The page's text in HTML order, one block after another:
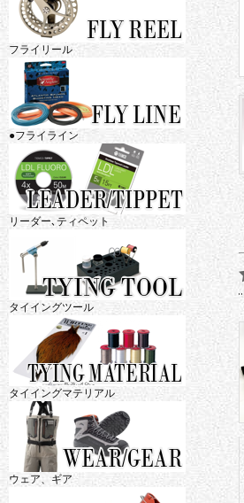
フライリール
●フライライン
リーダー､ティペット
タイイングツール
タイイングマテリアル
ウェア、ギア